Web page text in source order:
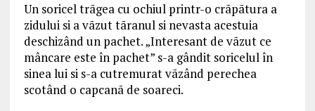
Un soricel trãgea cu ochiul printr-o crãpãtura a
zidului si a vãzut tãranul si nevasta acestuia
deschizând un pachet. „Interesant de vãzut ce
mâncare este în pachet” s-a gândit soricelul în
sinea lui si s-a cutremurat vãzând perechea
scotând o capcanã de soareci.